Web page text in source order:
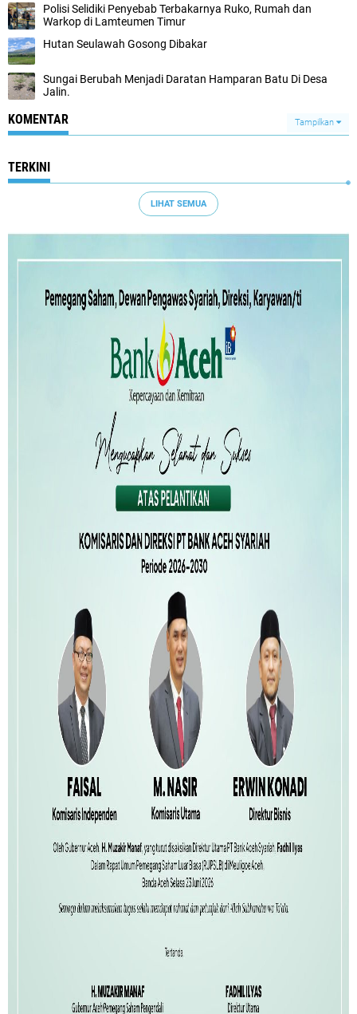
Polisi Selidiki Penyebab Terbakarnya Ruko, Rumah dan
Warkop di Lamteumen Timur
Hutan Seulawah Gosong Dibakar
Sungai Berubah Menjadi Daratan Hamparan Batu Di Desa
Jalin.
KOMENTAR Tampilkan
TERKINI
LIHAT SEMUA